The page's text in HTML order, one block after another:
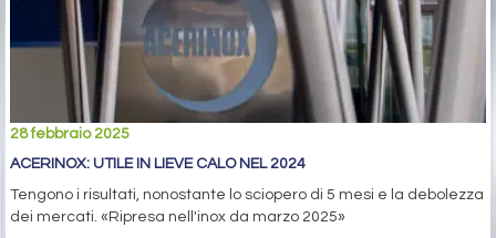
28 febbraio 2025
ACERINOX: UTILE IN LIEVE CALO NEL 2024
Tengono i risultati, nonostante lo sciopero di 5 mesi e la debolezza
dei mercati. «Ripresa nell'inox da marzo 2025»